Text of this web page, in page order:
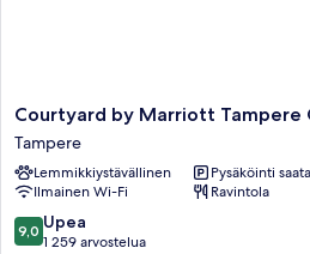
Courtyard
by
Marriott
Tampere
City
Tampere
Courtyard by Marriott Tampere
Tampere
Lemmikkiystävällinen
Pysäköinti
Ilmainen Wi-Fi
Ravintola
9.0
kautta
9,0 Upea
1 259 arvostelua